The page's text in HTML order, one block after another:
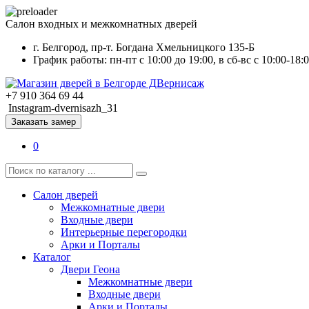
Салон входных и межкомнатных дверей
г. Белгород, пр-т. Богдана Хмельницкого 135-Б
График работы: пн-пт с 10:00 до 19:00, в сб-вс с 10:00-
+7 910 364 69 44
Instagram-dvernisazh_31
Заказать замер
0
Салон дверей
Межкомнатные двери
Входные двери
Интерьерные перегородки
Арки и Порталы
Каталог
Двери Геона
Межкомнатные двери
Входные двери
Арки и Порталы